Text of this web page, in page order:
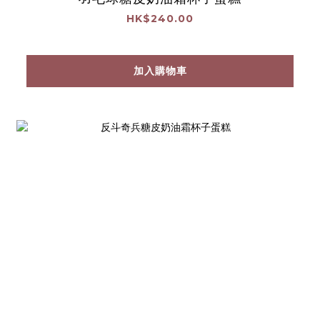
HK$240.00
加入購物車